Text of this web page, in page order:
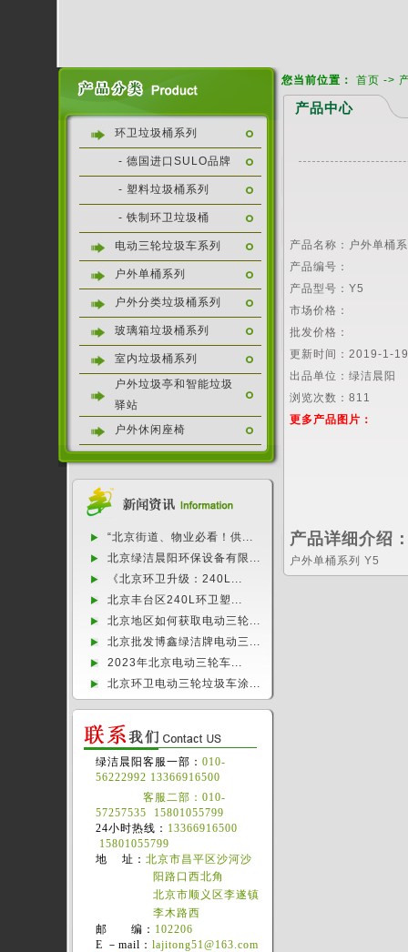
环卫垃圾桶系列
- 德国进口SULO品牌
- 塑料垃圾桶系列
- 铁制环卫垃圾桶
电动三轮垃圾车系列
户外单桶系列
户外分类垃圾桶系列
玻璃箱垃圾桶系列
室内垃圾桶系列
户外垃圾亭和智能垃圾
驿站
户外休闲座椅
“北京街道、物业必看！供...
北京绿洁晨阳环保设备有限...
《北京环卫升级：240L...
北京丰台区240L环卫塑...
北京地区如何获取电动三轮...
北京批发博鑫绿洁牌电动三...
2023年北京电动三轮车...
北京环卫电动三轮垃圾车涂...
绿洁晨阳客服一部： 010-
56222992 13366916500
客服二部：010-
57257535 15801055799
24小时热线： 13366916500
15801055799
地 址： 北京市昌平区沙河沙
阳路口西北角
北京市顺义区李遂镇
李木路西
邮 编： 102206
E －mail： lajitong51@163.com
您当前位置： 首页 ->
产品中心
产品名称：户外单桶
产品编号：
产品型号：Y5
市场价格：
批发价格：
更新时间：2019-1-
出品单位：绿洁晨阳
浏览次数：811
更多产品图片：
产品详细介绍
户外单桶系列 Y5